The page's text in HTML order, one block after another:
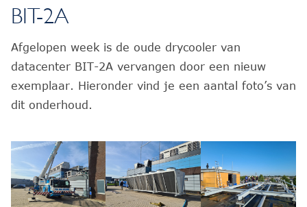
BIT-2A
Afgelopen week is de oude drycooler van
datacenter BIT-2A vervangen door een nieuw
exemplaar. Hieronder vind je een aantal foto’s van
dit onderhoud.